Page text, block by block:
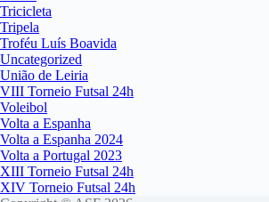
Tricicleta
Tripela
Troféu Luís Boavida
Uncategorized
União de Leiria
VIII Torneio Futsal 24h
Voleibol
Volta a Espanha
Volta a Espanha 2024
Volta a Portugal 2023
XIII Torneio Futsal 24h
XIV Torneio Futsal 24h